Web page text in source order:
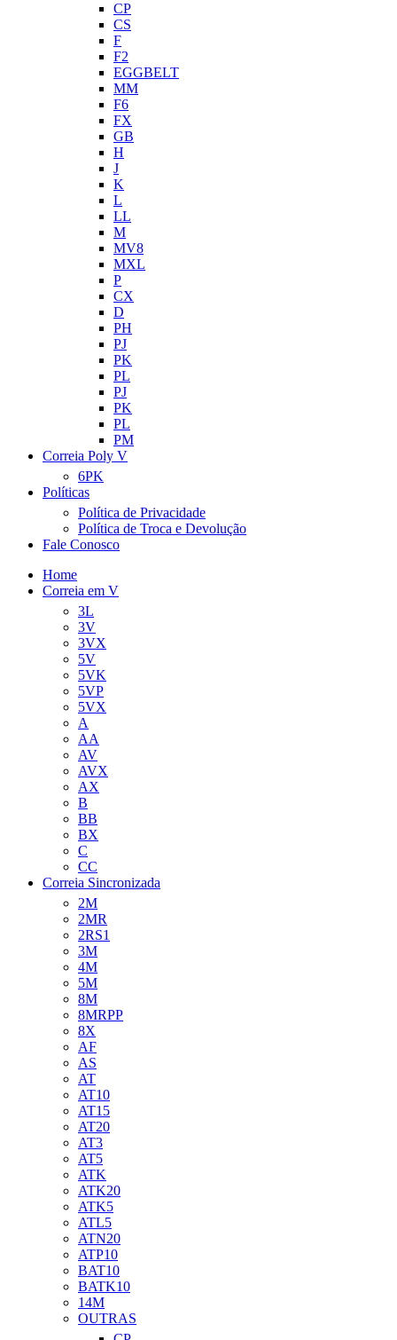
CP
CS
F
F2
EGGBELT
MM
F6
FX
GB
H
J
K
L
LL
M
MV8
MXL
P
CX
D
PH
PJ
PK
PL
PJ
PK
PL
PM
Correia Poly V
6PK
Políticas
Política de Privacidade
Política de Troca e Devolução
Fale Conosco
Home
Correia em V
3L
3V
3VX
5V
5VK
5VP
5VX
A
AA
AV
AVX
AX
B
BB
BX
C
CC
Correia Sincronizada
2M
2MR
2RS1
3M
4M
5M
8M
8MRPP
8X
AF
AS
AT
AT10
AT15
AT20
AT3
AT5
ATK
ATK20
ATK5
ATL5
ATN20
ATP10
BAT10
BATK10
14M
OUTRAS